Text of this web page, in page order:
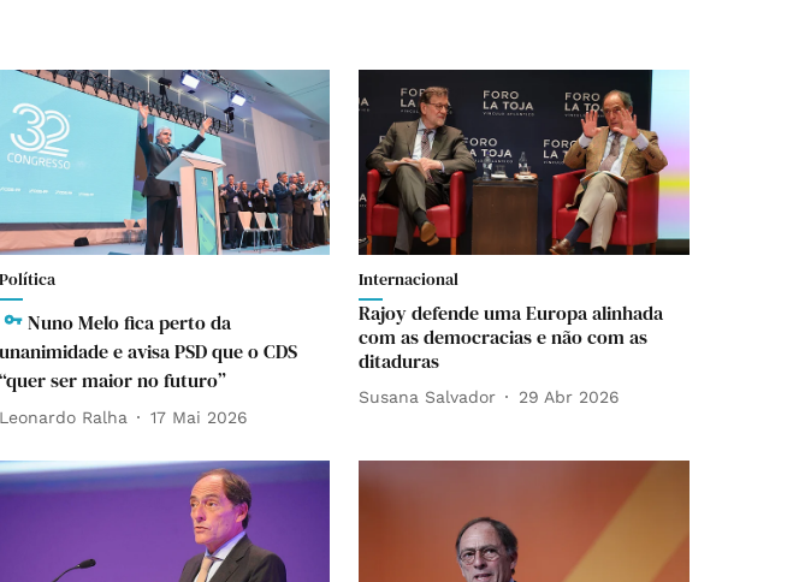
Política
Nuno Melo fica perto da
unanimidade e avisa PSD que o CDS
“quer ser maior no futuro”
Leonardo Ralha 17 Mai 2026
Internacional
Rajoy defende uma Europa alinhada
com as democracias e não com as
ditaduras
Susana Salvador 29 Abr 2026